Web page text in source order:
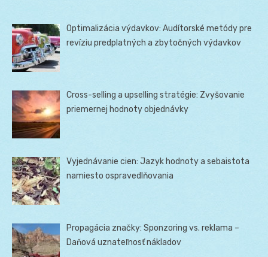
Optimalizácia výdavkov: Audítorské metódy pre
revíziu predplatných a zbytočných výdavkov
Cross-selling a upselling stratégie: Zvyšovanie
priemernej hodnoty objednávky
Vyjednávanie cien: Jazyk hodnoty a sebaistota
namiesto ospravedlňovania
Propagácia značky: Sponzoring vs. reklama –
Daňová uznateľnosť nákladov